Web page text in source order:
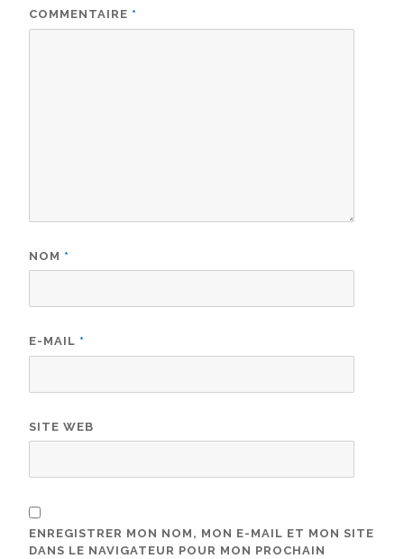
COMMENTAIRE *
NOM *
E-MAIL *
SITE WEB
ENREGISTRER MON NOM, MON E-MAIL ET MON SITE
DANS LE NAVIGATEUR POUR MON PROCHAIN